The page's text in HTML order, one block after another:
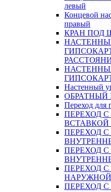
левый
Концевой
правый
КРАН ПОД
Настенный
ОБРАТНЫЙ
Переход для
ПЕРЕХОД
ВСТАВКОЙ
ПЕРЕХОД
ПЕРЕХОД
ПЕРЕХОД
НАРУЖНОЙ
ПЕРЕХОД